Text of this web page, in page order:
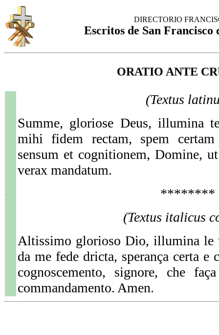
DIRECTORIO
Escritos de San Francisco
ORATIO ANTE
(Textus
Summe, gloriose Deus, illumina
mihi fidem rectam, spem
sensum et cognitionem, Domine,
verax mandatum.
********
(Textus italicus
Altissimo glorioso Dio, illumina le
da me fede dricta, sperança certa e
cognoscemento, signore, che
commandamento. Amen.